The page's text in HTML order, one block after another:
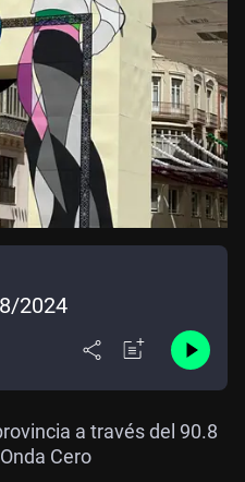
2024
a través del 90.8
Cero